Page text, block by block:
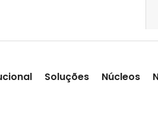
Soluções Núcleos